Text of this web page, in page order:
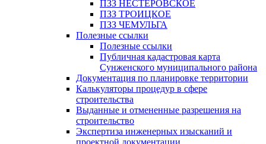
ПЗЗ НЕСТЕРОВСКОЕ
ПЗЗ ТРОИЦКОЕ
ПЗЗ ЧЕМУЛЬГА
Полезные ссылки
Полезные ссылки
Публичная кадастровая карта
Сунженского муниципального района
Документация по планировке территории
Калькуляторы процедур в сфере
строительства
Выданные и отмененные разрешения на
строительство
Экспертиза инженерных изысканий и
проектной документации